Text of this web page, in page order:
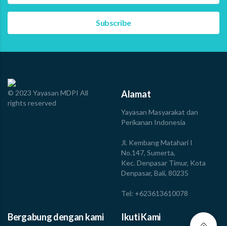
sebagai bagian dari sistem ekonomi perikanan itu sendiri.
Perikanan Indonesia (MDPI) menghadirkan ruang dialog
melalui webinar “Bicara Segara…
© 2023 Yayasan MDPI All
rights reserved
Alamat
Yayasan Masyarakat dan
Perikanan Indonesia
Jl. Kembang Matahari I
No.147, Sumerta,
Kec. Denpasar Timur, Kota
Denpasar, Bali, 80235
Tel: +623613610078
Bergabung dengan kami Ikuti Kami